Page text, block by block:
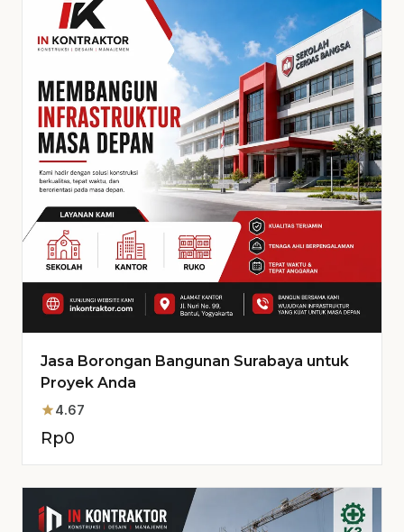
Jasa Borongan Bangunan Surabaya untuk
Proyek Anda
star4.67
Rp0